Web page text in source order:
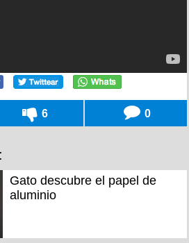
6 0
Gato descubre el papel de
aluminio